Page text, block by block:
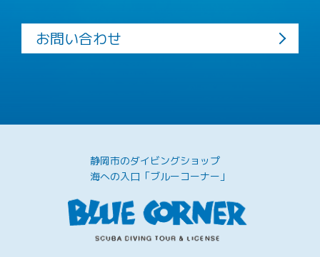
お問い合わせ
静岡市のダイビングショップ
海への入口「ブルーコーナー」